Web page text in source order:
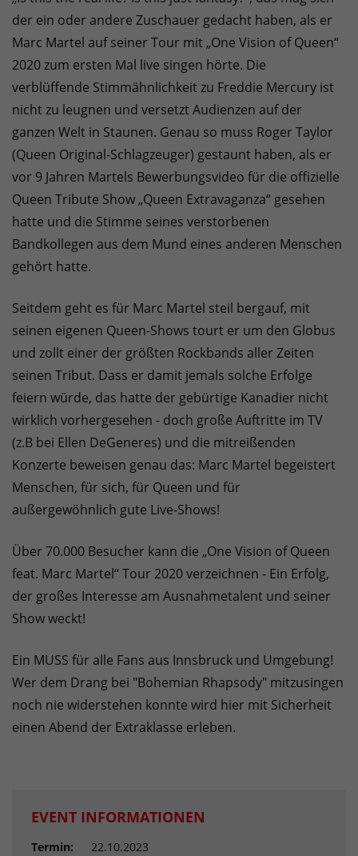
der ein oder andere Zuschauer gedacht haben, als er
Marc Martel auf seiner Tour mit „One Vision of Queen“
2020 zum ersten Mal live singen hörte. Die
verblüffende Stimmähnlichkeit zu Freddie Mercury ist
nicht zu leugnen und versetzt Audienzen auf der
ganzen Welt in Staunen. Genau so muss Roger Taylor
(Queen Original-Schlagzeuger) gestaunt haben, als er
vor 9 Jahren Martels Bewerbungsvideo für die offizielle
Queen Tribute Show „Queen Extravaganza“ gesehen
hatte und die Stimme seines verstorbenen
Bandkollegen aus dem Mund eines anderen Menschen
gehört hatte.
Seitdem geht es für Marc Martel steil bergauf, mit
seinen eigenen Queen-Shows tourt er um den Globus
und zollt einer der größten Rockbands aller Zeiten
seinen Tribut. Dass er damit jemals solche Erfolge
feiern würde, das hatte der gebürtige Kanadier nicht
wirklich vorhergesehen - doch große Auftritte im TV
(z.B bei Ellen DeGeneres) und die mitreißenden
Konzerte beweisen genau das: Marc Martel begeistert
Menschen, für sich, für Queen und für
außergewöhnlich gute Live-Shows!
Über 70.000 Besucher kann die „One Vision of Queen
feat. Marc Martel“ Tour 2020 verzeichnen - Ein Erfolg,
der großes Interesse am Ausnahmetalent und seiner
Show weckt!
Ein MUSS für alle Fans aus Innsbruck und Umgebung!
Wer dem Drang bei "Bohemian Rhapsody" mitzusingen
noch nie widerstehen konnte wird hier mit Sicherheit
einen Abend der Extraklasse erleben.
EVENT INFORMATIONEN
Termin:
22.10.2023